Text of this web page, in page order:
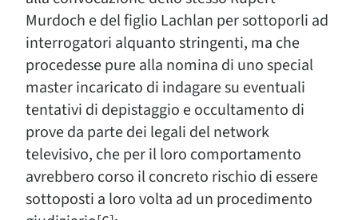
Murdoch e del figlio Lachlan per sottoporli ad
interrogatori alquanto stringenti, ma che
procedesse pure alla nomina di uno special
master incaricato di indagare su eventuali
tentativi di depistaggio e occultamento di
prove da parte dei legali del network
televisivo, che per il loro comportamento
avrebbero corso il concreto rischio di essere
sottoposti a loro volta ad un procedimento